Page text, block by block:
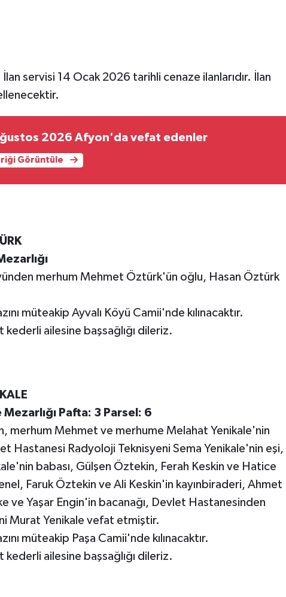
servisi 14 Ocak 2026 tarihli cenaze ilanlarıdır. İlan
3 Ağustos 2026 Afyon'da vefat edenler
Görüntüle
merhum Mehmet Öztürk'ün oğlu, Hasan Öztürk
müteakip Ayvalı Köyü Camii'nde kılınacaktır.
ailesine başsağlığı dileriz.
Pafta: 3 Parsel: 6
merhum Mehmet ve merhume Melahat Yenikale'nin
Hastanesi Radyoloji Teknisyeni Sema Yenikale'nin eşi,
babası, Gülşen Öztekin, Ferah Keskin ve Hatice
Faruk Öztekin ve Ali Keskin'in kayınbiraderi, Ahmet
ve Yaşar Engin'in bacanağı, Devlet Hastanesinden
Murat Yenikale vefat etmiştir.
müteakip Paşa Camii'nde kılınacaktır.
ailesine başsağlığı dileriz.